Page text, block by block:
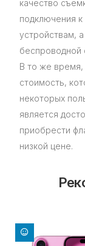
качество
подключения к
устройствам,
беспроводной
В то же время,
стоимость,
некоторых
является
приобрести
низкой цене.